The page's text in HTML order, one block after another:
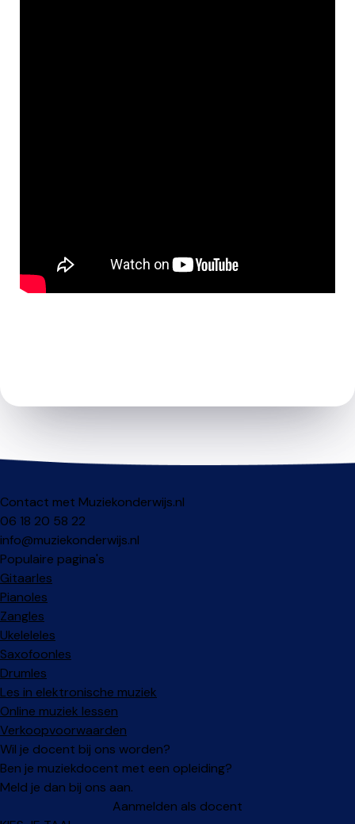
Contact met Muziekonderwijs.nl
06 18 20 58 22
info@muziekonderwijs.nl
Populaire pagina's
Gitaarles
Pianoles
Zangles
Ukeleleles
Saxofoonles
Drumles
Les in elektronische muziek
Online muziek lessen
Verkoopvoorwaarden
Wil je docent bij ons worden?
Ben je muziekdocent met een opleiding?
Meld je dan bij ons aan.
Aanmelden als docent